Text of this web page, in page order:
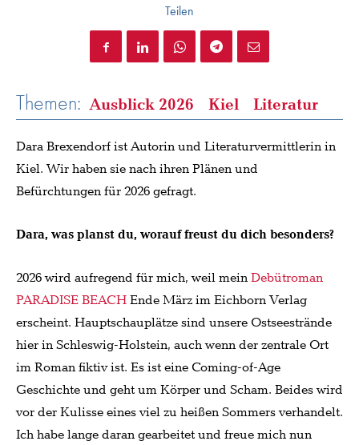
Teilen
Themen: Ausblick 2026 Kiel Literatur
Dara Brexendorf ist Autorin und Literaturvermittlerin in
Kiel. Wir haben sie nach ihren Plänen und
Befürchtungen für 2026 gefragt.
Dara, was planst du, worauf freust du dich besonders?
2026 wird aufregend für mich, weil meinDebütroman
PARADISE BEACHEnde März im Eichborn Verlag
erscheint. Hauptschauplätze sind unsere Ostseestrände
hier in Schleswig-Holstein, auch wenn der zentrale Ort
im Roman fiktiv ist. Es ist eine Coming-of-Age
Geschichte und geht um Körper und Scham. Beides wird
vor der Kulisse eines viel zu heißen Sommers verhandelt.
Ich habe lange daran gearbeitet und freue mich nun